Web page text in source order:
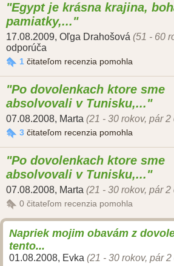
Egypt je krásna krajina,
pamiatky,...
17.08.2009, Oľga Drahošová (51 - 60
odporúča
1 čitateľom recenzia pomohla
Po dovolenkach ktore sme
absolvovali v Tunisku,...
07.08.2008, Marta (21 - 30 rokov, pár 2
3 čitateľom recenzia pomohla
Po dovolenkach ktore sme
absolvovali v Tunisku,...
07.08.2008, Marta (21 - 30 rokov, pár 2
0 čitateľom recenzia pomohla
Napriek mojim obavám z
tento...
01.08.2008, Evka (21 - 30 rokov, pár